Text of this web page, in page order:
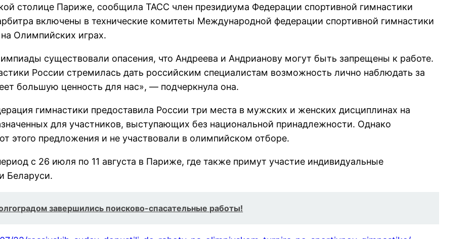
столице Париже, сообщила ТАСС член президиума Федерации спортивной гимнастики
включены в технические комитеты Международной федерации спортивной гимнастики
Олимпийских играх.
существовали опасения, что Андреева и Андрианову могут быть запрещены к работе.
России стремилась дать российским специалистам возможность лично наблюдать за
большую ценность для нас», — подчеркнула она.
гимнастики предоставила России три места в мужских и женских дисциплинах на
для участников, выступающих без национальной принадлежности. Однако
этого предложения и не участвовали в олимпийском отборе.
с 26 июля по 11 августа в Париже, где также примут участие индивидуальные
Беларуси.
завершились поисково-спасательные работы!